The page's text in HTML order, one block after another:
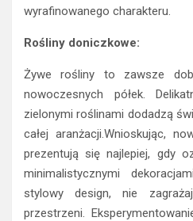
wyrafinowanego charakteru.
Rośliny doniczkowe:
Żywe rośliny to zawsze
nowoczesnych półek.
zielonymi roślinami dodadzą
całej aranżacji.Wnioskując,
prezentują się najlepiej, gdy
minimalistycznymi
stylowy design, nie
przestrzeni.